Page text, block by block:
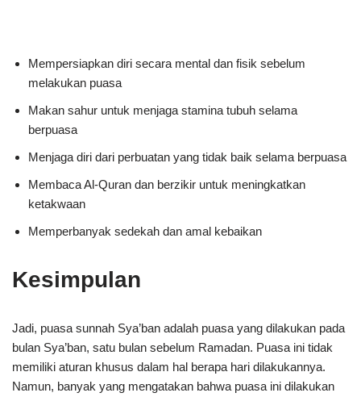
Mempersiapkan diri secara mental dan fisik sebelum
melakukan puasa
Makan sahur untuk menjaga stamina tubuh selama
berpuasa
Menjaga diri dari perbuatan yang tidak baik selama berpuasa
Membaca Al-Quran dan berzikir untuk meningkatkan
ketakwaan
Memperbanyak sedekah dan amal kebaikan
Kesimpulan
Jadi, puasa sunnah Sya’ban adalah puasa yang dilakukan pada
bulan Sya’ban, satu bulan sebelum Ramadan. Puasa ini tidak
memiliki aturan khusus dalam hal berapa hari dilakukannya.
Namun, banyak yang mengatakan bahwa puasa ini dilakukan